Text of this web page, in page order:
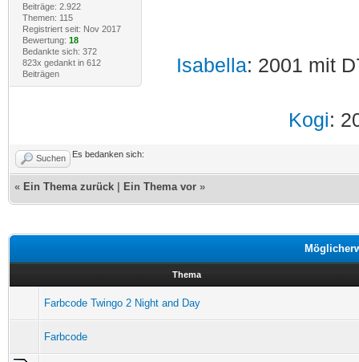
Beiträge: 2.922
Themen: 115
Registriert seit: Nov 2017
Bewertung: 18
Bedankte sich: 372
823x gedankt in 612
Beiträgen
Isabella: 2001 mit
Kogi:
Suchen Es bedanken sich:
« Ein Thema zurück Ein Thema vor »
Thema
Farbcode Twingo 2 Night and Day
Farbcode